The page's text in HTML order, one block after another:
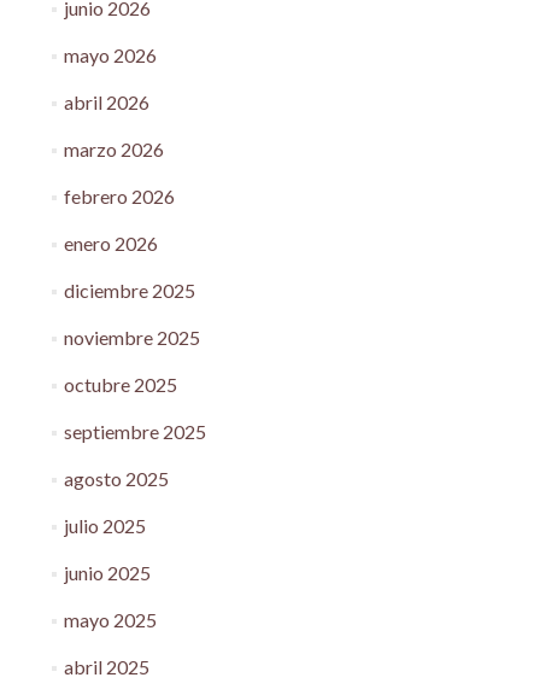
junio 2026
mayo 2026
abril 2026
marzo 2026
febrero 2026
enero 2026
diciembre 2025
noviembre 2025
octubre 2025
septiembre 2025
agosto 2025
julio 2025
junio 2025
mayo 2025
abril 2025